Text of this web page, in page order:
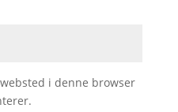
i denne browser